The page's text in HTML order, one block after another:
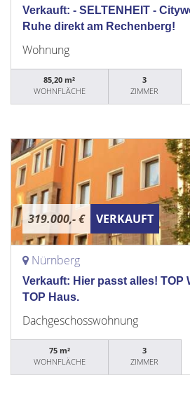
Verkauft: - SELTENHEIT -
Ruhe direkt am Rechenberg!
Wohnung
85,20 m²
WOHNFLÄCHE
3
ZIMMER
319.000,- € VERKAUFT
Nürnberg
Verkauft: Hier passt alles! TOP
TOP Haus.
Dachgeschosswohnung
75 m²
WOHNFLÄCHE
3
ZIMMER